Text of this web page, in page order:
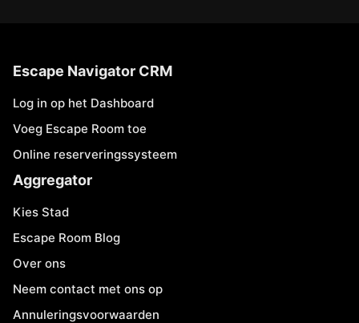
Escape Navigator CRM
Log in op het Dashboard
Voeg Escape Room toe
Online reserveringssysteem
Aggregator
Kies Stad
Escape Room Blog
Over ons
Neem contact met ons op
Annuleringsvoorwaarden